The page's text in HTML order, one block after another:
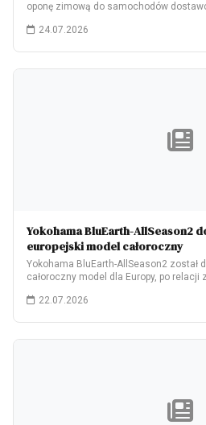
oponę zimową do samochodów
24.07.2026
Yokohama BluEarth-AllSeason2
europejski model całoroczny
Yokohama BluEarth-AllSeason2 został
całoroczny model dla Europy, po relacji
22.07.2026